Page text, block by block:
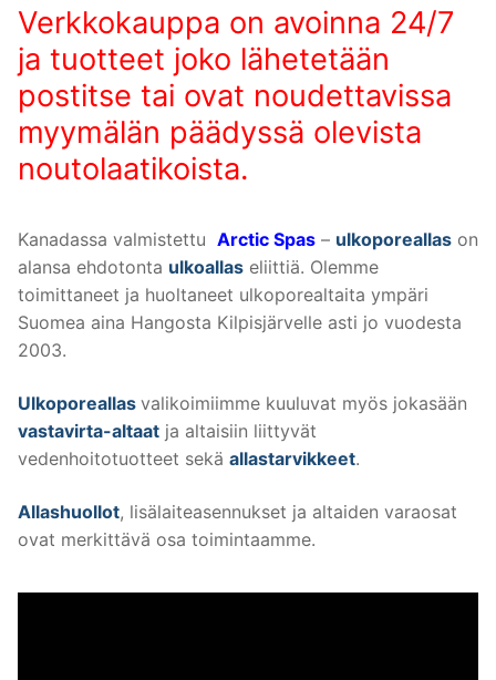
Verkkokauppa on avoinna 24/7
ja tuotteet joko lähetetään
postitse tai ovat noudettavissa
myymälän päädyssä olevista
noutolaatikoista.
Kanadassa valmistettu Arctic Spas – ulkoporeallas on
alansa ehdotonta ulkoallas eliittiä. Olemme
toimittaneet ja huoltaneet ulkoporealtaita ympäri
Suomea aina Hangosta Kilpisjärvelle asti jo vuodesta
2003.
Ulkoporeallas valikoimiimme kuuluvat myös jokasään
vastavirta-altaat ja altaisiin liittyvät
vedenhoitotuotteet sekä allastarvikkeet.
Allashuollot, lisälaiteasennukset ja altaiden varaosat
ovat merkittävä osa toimintaamme.